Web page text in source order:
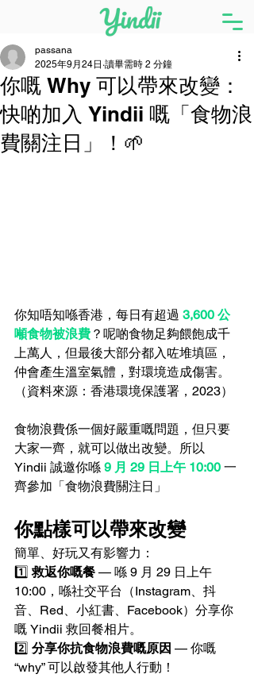
你嘅 Why 可以帶來改變：
快啲加入 Yindii 嘅「食物浪
費關注日」！🌱
passana
2025年9月24日 讀畢需時 2 分鐘
你知唔知喺香港，每日有超過 3,600 公
噸食物被浪費 ？呢啲食物足夠餵飽成千
上萬人，但最後大部分都入咗堆填區，
仲會產生溫室氣體，對環境造成傷害。
（資料來源：香港環境保護署，2023）
食物浪費係一個好嚴重嘅問題，但只要
大家一齊，就可以做出改變。所以
Yindii 誠邀你喺 9 月 29 日上午 10:00 一
齊參加「食物浪費關注日」
你點樣可以帶來改變
簡單、好玩又有影響力：
1️⃣ 救返你嘅餐 — 喺 9 月 29 日上午
10:00，喺社交平台（Instagram、抖
音、Red、小紅書、Facebook）分享你
嘅 Yindii 救回餐相片。
2️⃣ 分享你抗食物浪費嘅原因 — 你嘅
“why” 可以啟發其他人行動！